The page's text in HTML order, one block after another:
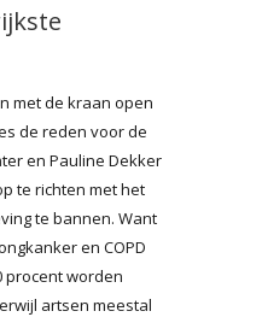
met de kraan open
de reden voor de
en Pauline Dekker
te richten met het
te bannen. Want
en COPD
procent worden
artsen meestal